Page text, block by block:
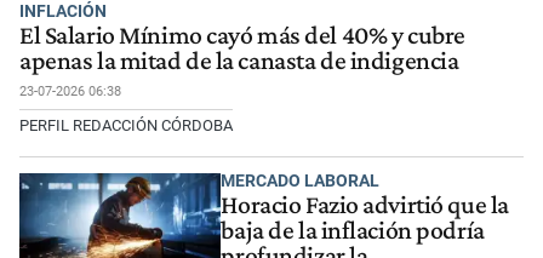
INFLACIÓN
El Salario Mínimo cayó más del 40% y cubre
apenas la mitad de la canasta de indigencia
23-07-2026 06:38
PERFIL REDACCIÓN CÓRDOBA
MERCADO LABORAL
Horacio Fazio advirtió que la
baja de la inflación podría